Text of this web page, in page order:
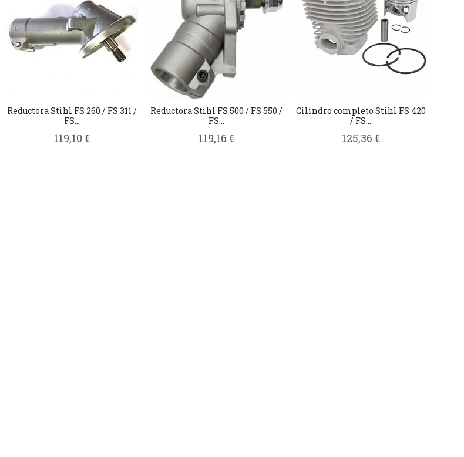
Reductora Stihl FS 260 / FS 311 /
FS...
119,10 €
Reductora Stihl FS 500 / FS 550 /
FS...
119,16 €
Cilindro completo Stihl FS 420
/ FS...
125,36 €